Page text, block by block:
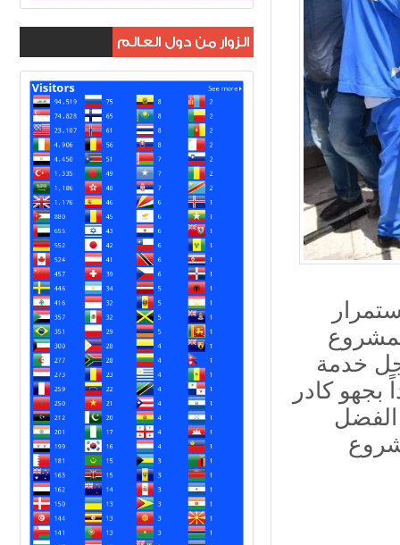
خدمة
كادر
الفضل
الزوار من دول العالم